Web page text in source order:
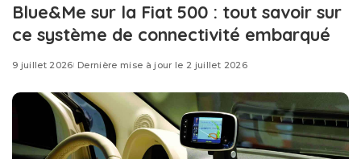
Blue&Me sur la Fiat 500 : tout savoir sur
ce système de connectivité embarqué
9 juillet 2026 Dernière mise à jour le 2 juillet 2026